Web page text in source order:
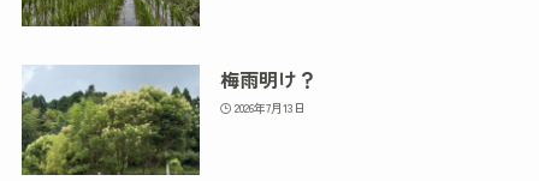
梅雨明け？
2026年7月13日